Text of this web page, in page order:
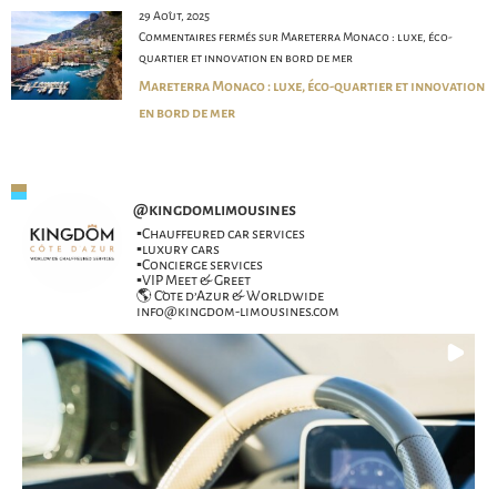
29 Août, 2025
Commentaires ferméssur Mareterra Monaco : luxe, éco-
quartier et innovation en bord de mer
Mareterra Monaco : luxe, éco-quartier et innovation
en bord de mer
@kingdomlimousines
▪️Chauffeured car services
▪️luxury cars
▪️Concierge services
▪️VIP Meet & Greet
🌎 Côte d’Azur & Worldwide
info@kingdom-limousines.com